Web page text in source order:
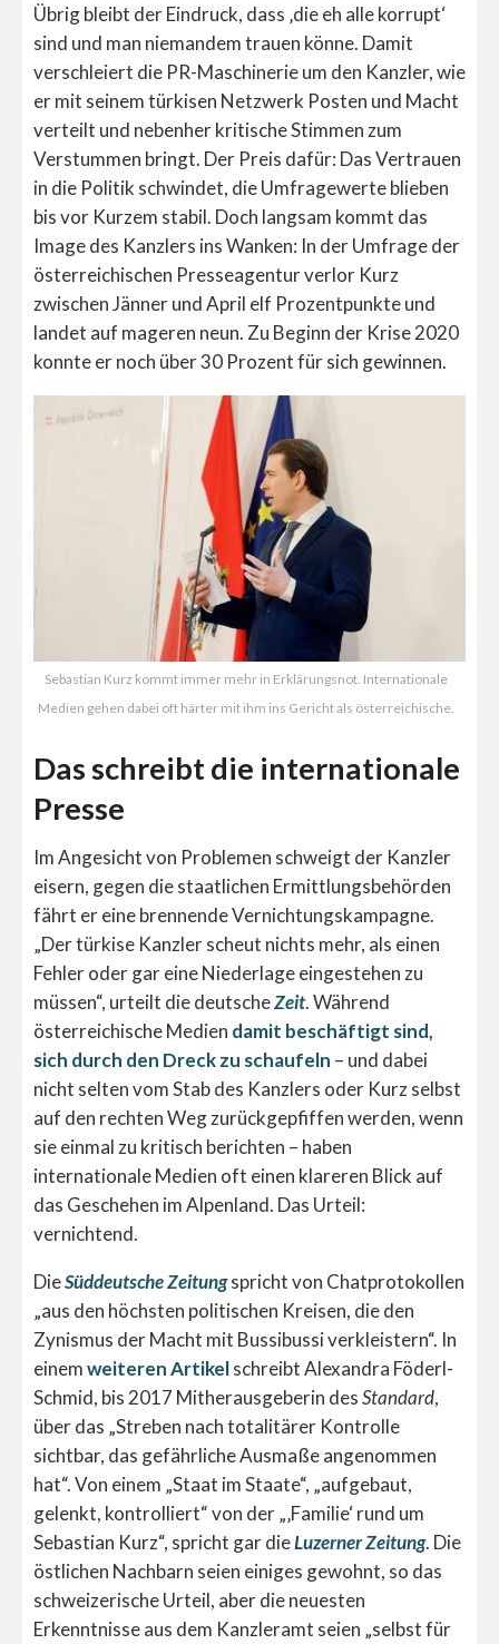
Übrig bleibt der Eindruck, dass ‚die eh alle korrupt‘
sind und man niemandem trauen könne. Damit
verschleiert die PR-Maschinerie um den Kanzler, wie
er mit seinem türkisen Netzwerk Posten und Macht
verteilt und nebenher kritische Stimmen zum
Verstummen bringt. Der Preis dafür: Das Vertrauen
in die Politik schwindet, die Umfragewerte blieben
bis vor Kurzem stabil. Doch langsam kommt das
Image des Kanzlers ins Wanken: In der Umfrage der
österreichischen Presseagentur verlor Kurz
zwischen Jänner und April elf Prozentpunkte und
landet auf mageren neun. Zu Beginn der Krise 2020
konnte er noch über 30 Prozent für sich gewinnen.
Sebastian Kurz kommt immer mehr in Erklärungsnot. Internationale
Medien gehen dabei oft härter mit ihm ins Gericht als österreichische.
Das schreibt die internationale
Presse
Im Angesicht von Problemen schweigt der Kanzler
eisern, gegen die staatlichen Ermittlungsbehörden
fährt er eine brennende Vernichtungskampagne.
„Der türkise Kanzler scheut nichts mehr, als einen
Fehler oder gar eine Niederlage eingestehen zu
müssen“, urteilt die deutscheZeit. Während
österreichische Medien damit beschäftigt sind,
sich durch den Dreck zu schaufeln – und dabei
nicht selten vom Stab des Kanzlers oder Kurz selbst
auf den rechten Weg zurückgepfiffen werden, wenn
sie einmal zu kritisch berichten – haben
internationale Medien oft einen klareren Blick auf
das Geschehen im Alpenland. Das Urteil:
vernichtend.
DieSüddeutsche Zeitungspricht von Chatprotokollen
„aus den höchsten politischen Kreisen, die den
Zynismus der Macht mit Bussibussi verkleistern“. In
einemweiteren Artikelschreibt Alexandra Föderl-
Schmid, bis 2017 Mitherausgeberin desStandard,
über das „Streben nach totalitärer Kontrolle
sichtbar, das gefährliche Ausmaße angenommen
hat“. Von einem „Staat im Staate“, „aufgebaut,
gelenkt, kontrolliert“ von der „‚Familie‘ rund um
Sebastian Kurz“, spricht gar dieLuzerner Zeitung. Die
östlichen Nachbarn seien einiges gewohnt, so das
schweizerische Urteil, aber die neuesten
Erkenntnisse aus dem Kanzleramt seien „selbst für